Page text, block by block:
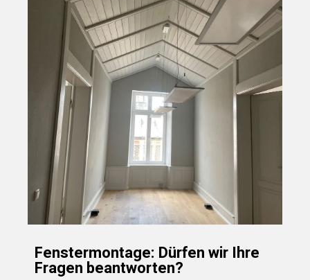
Fenstermontage: Dürfen wir Ihre
Fragen beantworten?